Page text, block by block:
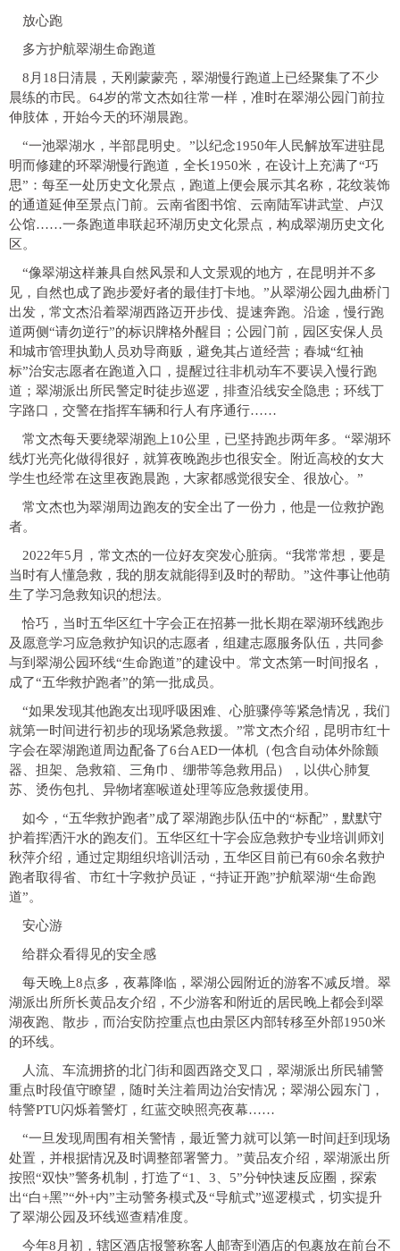
放心跑
多方护航翠湖生命跑道
8月18日清晨，天刚蒙蒙亮，翠湖慢行跑道上已经聚集了不少
晨练的市民。64岁的常文杰如往常一样，准时在翠湖公园门前拉
伸肢体，开始今天的环湖晨跑。
“一池翠湖水，半部昆明史。”以纪念1950年人民解放军进驻昆
明而修建的环翠湖慢行跑道，全长1950米，在设计上充满了“巧
思”：每至一处历史文化景点，跑道上便会展示其名称，花纹装饰
的通道延伸至景点门前。云南省图书馆、云南陆军讲武堂、卢汉
公馆……一条跑道串联起环湖历史文化景点，构成翠湖历史文化
区。
“像翠湖这样兼具自然风景和人文景观的地方，在昆明并不多
见，自然也成了跑步爱好者的最佳打卡地。”从翠湖公园九曲桥门
出发，常文杰沿着翠湖西路迈开步伐、提速奔跑。沿途，慢行跑
道两侧“请勿逆行”的标识牌格外醒目；公园门前，园区安保人员
和城市管理执勤人员劝导商贩，避免其占道经营；春城“红袖
标”治安志愿者在跑道入口，提醒过往非机动车不要误入慢行跑
道；翠湖派出所民警定时徒步巡逻，排查沿线安全隐患；环线丁
字路口，交警在指挥车辆和行人有序通行……
常文杰每天要绕翠湖跑上10公里，已坚持跑步两年多。“翠湖环
线灯光亮化做得很好，就算夜晚跑步也很安全。附近高校的女大
学生也经常在这里夜跑晨跑，大家都感觉很安全、很放心。”
常文杰也为翠湖周边跑友的安全出了一份力，他是一位救护跑
者。
2022年5月，常文杰的一位好友突发心脏病。“我常常想，要是
当时有人懂急救，我的朋友就能得到及时的帮助。”这件事让他萌
生了学习急救知识的想法。
恰巧，当时五华区红十字会正在招募一批长期在翠湖环线跑步
及愿意学习应急救护知识的志愿者，组建志愿服务队伍，共同参
与到翠湖公园环线“生命跑道”的建设中。常文杰第一时间报名，
成了“五华救护跑者”的第一批成员。
“如果发现其他跑友出现呼吸困难、心脏骤停等紧急情况，我们
就第一时间进行初步的现场紧急救援。”常文杰介绍，昆明市红十
字会在翠湖跑道周边配备了6台AED一体机（包含自动体外除颤
器、担架、急救箱、三角巾、绷带等急救用品），以供心肺复
苏、烫伤包扎、异物堵塞喉道处理等应急救援使用。
如今，“五华救护跑者”成了翠湖跑步队伍中的“标配”，默默守
护着挥洒汗水的跑友们。五华区红十字会应急救护专业培训师刘
秋萍介绍，通过定期组织培训活动，五华区目前已有60余名救护
跑者取得省、市红十字救护员证，“持证开跑”护航翠湖“生命跑
道”。
安心游
给群众看得见的安全感
每天晚上8点多，夜幕降临，翠湖公园附近的游客不减反增。翠
湖派出所所长黄品友介绍，不少游客和附近的居民晚上都会到翠
湖夜跑、散步，而治安防控重点也由景区内部转移至外部1950米
的环线。
人流、车流拥挤的北门街和圆西路交叉口，翠湖派出所民辅警
重点时段值守瞭望，随时关注着周边治安情况；翠湖公园东门，
特警PTU闪烁着警灯，红蓝交映照亮夜幕……
“一旦发现周围有相关警情，最近警力就可以第一时间赶到现场
处置，并根据情况及时调整部署警力。”黄品友介绍，翠湖派出所
按照“双快”警务机制，打造了“1、3、5”分钟快速反应圈，探索
出“白+黑”“外+内”主动警务模式及“导航式”巡逻模式，切实提升
了翠湖公园及环线巡查精准度。
今年8月初，辖区酒店报警称客人邮寄到酒店的包裹放在前台不